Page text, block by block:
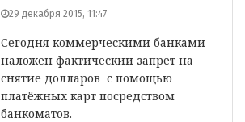
29 декабря 2015, 11:47
Сегодня коммерческими банками
наложен фактический запрет на
снятие долларов с помощью
платёжных карт посредством
банкоматов.